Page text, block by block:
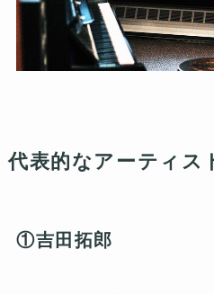
代表的なアーティス
①吉田拓郎